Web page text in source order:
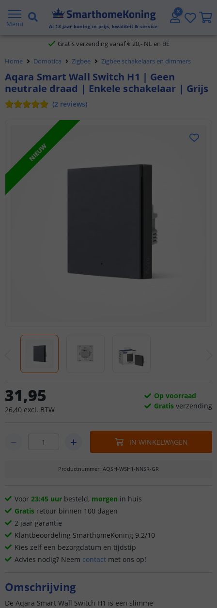
Menu Al 13 jaar koning in prijs, kwaliteit & service
2 jaar garantie
Gratis verzending vanaf € 20,- NL en BE
Klantbeoordeling 9.1
Voor 23:45 uur besteld, morgen in huis
Home Domotica Zigbee Zigbee schakelaars en dimmers
Aqara Smart Wall Switch H1 | Geen
neutrale draad | Enkele schakelaar | Grijs
(2 reviews)
NIEUW
31,95
26,40 excl. BTW
Op voorraad
Gratis verzending
IN WINKELWAGEN
Productnummer: AQSH-WSH1-NNSR-GR
Voor 23:45 uur besteld, morgen in huis
Gratis retour binnen 100 dagen
2 jaar garantie
Klantbeoordeling SmarthomeKoning 9.2/10
Kies zelf een bezorgdatum en tijdstip
Advies nodig? Neem contact met ons op!
Omschrijving
De Aqara Smart Wall Switch H1 is een slimme